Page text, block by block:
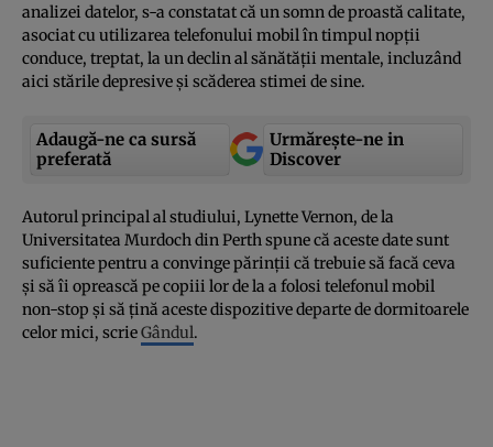
analizei datelor, s-a constatat că un somn de proastă calitate,
asociat cu utilizarea telefonului mobil în timpul nopţii
conduce, treptat, la un declin al sănătăţii mentale, incluzând
aici stările depresive şi scăderea stimei de sine.
Adaugă-ne ca sursă
preferată
Urmărește-ne in
Discover
Autorul principal al studiului, Lynette Vernon, de la
Universitatea Murdoch din Perth spune că aceste date sunt
suficiente pentru a convinge părinţii că trebuie să facă ceva
şi să îi oprească pe copiii lor de la a folosi telefonul mobil
non-stop şi să ţină aceste dispozitive departe de dormitoarele
celor mici, scrieGândul.